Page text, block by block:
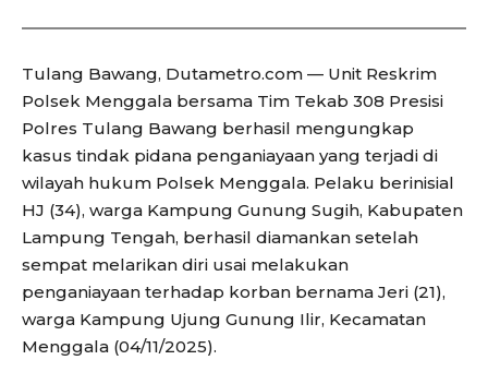
Tulang Bawang, Dutametro.com — Unit Reskrim
Polsek Menggala bersama Tim Tekab 308 Presisi
Polres Tulang Bawang berhasil mengungkap
kasus tindak pidana penganiayaan yang terjadi di
wilayah hukum Polsek Menggala. Pelaku berinisial
HJ (34), warga Kampung Gunung Sugih, Kabupaten
Lampung Tengah, berhasil diamankan setelah
sempat melarikan diri usai melakukan
penganiayaan terhadap korban bernama Jeri (21),
warga Kampung Ujung Gunung Ilir, Kecamatan
Menggala (04/11/2025).